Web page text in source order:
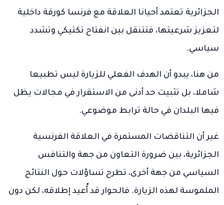
الجزائرية تعتمد أحيانا العلاقة مع فرنسا كورقة داخلية
لتعزيز شرعيتها، فتتنقل بين انفتاح تكتيكي وتشدد
سياسي.
من هنا، يبدو أن الهدف الفعلي للزيارة ليس تطبيعا
شاملا، بل تثبيت حد أدنى من الاستقرار في مجالات يظل
فيها البلدان في حالة ترابط موضوعي.
غير أن التناقضات المستمرة في العلاقة الفرنسية
الجزائرية، بين ضرورة التعاون من جهة والتنافس
السياسي من جهة أخرى، تطرح تساؤلات حول النتائج
الملموسة لهذه الزيارة. فالحوار قد أُعيد إطلاقه، لكن دون